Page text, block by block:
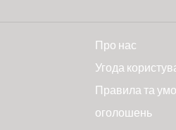
Про нас
Угода
Правила та
оголошень